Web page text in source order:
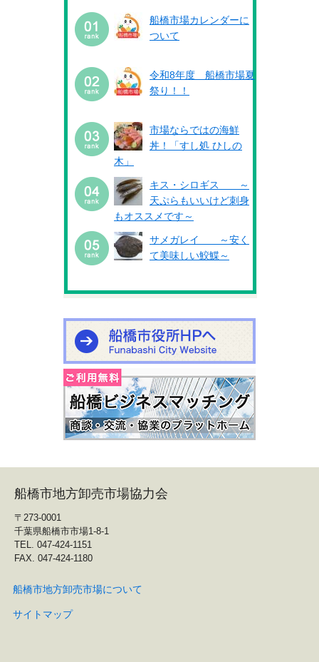
船橋市場カレンダーに
ついて
令和8年度 船橋市場夏
祭り！！
市場ならではの海鮮
丼！「すし処 ひしの
木」
キス・シロギス ～
天ぷらもいいけど刺身
もオススメです～
サメガレイ ～安く
て美味しい鮫鰈～
船橋市地方卸売市場協力会
〒273-0001
千葉県船橋市市場1-8-1
TEL. 047-424-1151
FAX. 047-424-1180
船橋市地方卸売市場について
サイトマップ